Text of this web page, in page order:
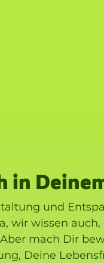
in
und
wir wissen
mach Dir
Deine